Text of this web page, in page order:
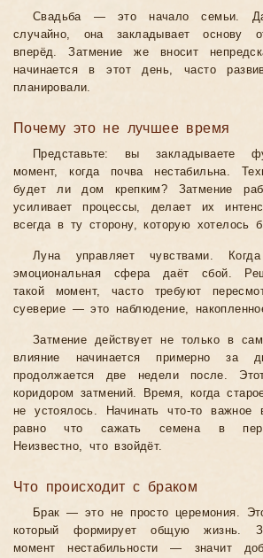
Свадьба — это начало семьи.
случайно, она закладывает основу
вперёд. Затмение же вносит
начинается в этот день, часто
планировали.
Почему это не лучшее время
Представьте: вы закладываете
момент, когда почва нестабильна.
будет ли дом крепким? Затмение
усиливает процессы, делает их
всегда в ту сторону, которую хотелось
Луна управляет чувствами.
эмоциональная сфера даёт сбой.
такой момент, часто требуют
суеверие — это наблюдение,
Затмение действует не только в
влияние начинается примерно
продолжается две недели после.
коридором затмений. Время, когда
не устоялось. Начинать что-то
равно что сажать семена в
Неизвестно, что взойдёт.
Что происходит с браком
Брак — это не просто церемония.
который формирует общую жизнь.
момент нестабильности — значит